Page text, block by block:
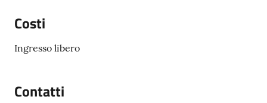
Costi
Ingresso libero
Contatti